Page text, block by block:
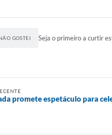
GOSTEI Seja o primeiro a curtir
promete espetáculo para